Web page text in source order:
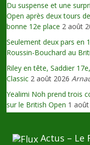
Du suspense et une
Open après deux tours
bonne 12e place 2 août
Seulement deux pars en
Roussin-Bouchard au
Riley en tête, Saddier
Classic 2 août 2026
Yealimi Noh prend trois
sur le British Open 1
Actus – Le